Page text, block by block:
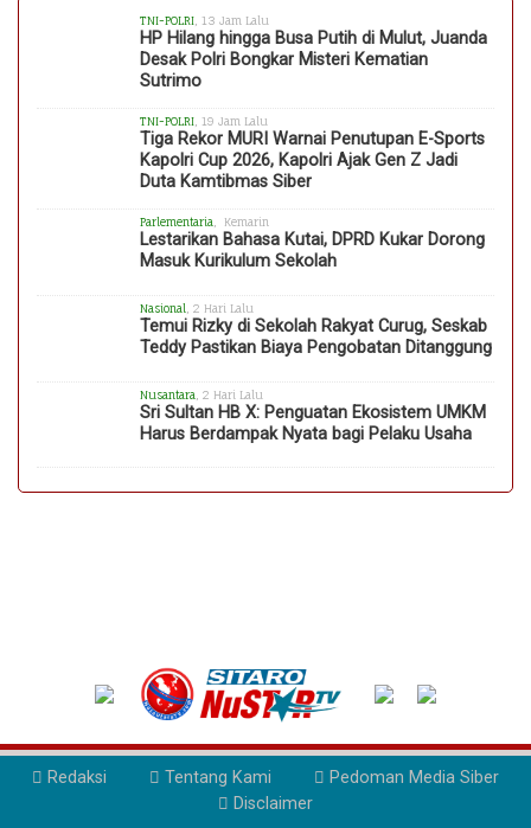
TNI-POLRI , 13 Jam Lalu
HP Hilang hingga Busa Putih di Mulut, Juanda
Desak Polri Bongkar Misteri Kematian
Sutrimo
TNI-POLRI , 19 Jam Lalu
Tiga Rekor MURI Warnai Penutupan E-Sports
Kapolri Cup 2026, Kapolri Ajak Gen Z Jadi
Duta Kamtibmas Siber
Parlementaria , Kemarin
Lestarikan Bahasa Kutai, DPRD Kukar Dorong
Masuk Kurikulum Sekolah
Nasional , 2 Hari Lalu
Temui Rizky di Sekolah Rakyat Curug, Seskab
Teddy Pastikan Biaya Pengobatan Ditanggung
Nusantara , 2 Hari Lalu
Sri Sultan HB X: Penguatan Ekosistem UMKM
Harus Berdampak Nyata bagi Pelaku Usaha
Redaksi Tentang Kami
Pedoman Media Siber
Disclaimer